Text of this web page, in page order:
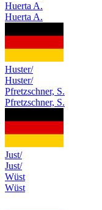
Huerta A.
Huerta A.
Huster/
Huster/
Pfretzschner, S.
Pfretzschner, S.
Just/
Just/
Wüst
Wüst